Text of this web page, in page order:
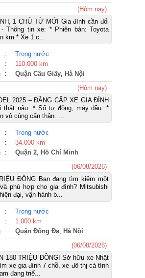
(Hôm nay)
1 CHỦ TỪ MỚI Gia đình cần đổi
Thông tin xe: * Phiên bản: Toyota
km * Xe 1 c...
:
Trong nước
:
110.000 km
: Quận Cầu Giấy, Hà Nội
(Hôm nay)
2025 – ĐẲNG CẤP XE GIA ĐÌNH
thất nâu. * Số tự động, máy dầu. *
vô cùng cẩn thận. ...
:
Trong nước
:
34.000 km
: Quận 2, Hồ Chí Minh
(06/08/2026)
ĐỒNG Bạn đang tìm kiếm một
phù hợp cho gia đình? Mitsubishi
đại, vận hành b...
:
Trong nước
:
1.000 km
: Quận Đống Đa, Hà Nội
(06/08/2026)
180 TRIỆU ĐỒNG! Sở hữu xe Nhật
xe gia đình 7 chỗ, xe đô thị cá tính
đang triể...